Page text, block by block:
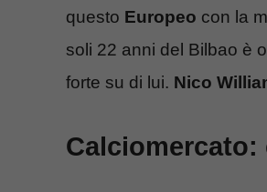
questo Europeo con la
soli 22 anni del Bilbao è
forte su di lui. Nico
Calciomercato: